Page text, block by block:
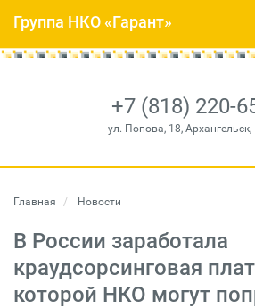
+7 (818) 220-
ул. Попова, 18, Архангельск,
Группа НКО «Гарант»
Главная Новости
В России заработала
краудсорсинговая
которой НКО могут